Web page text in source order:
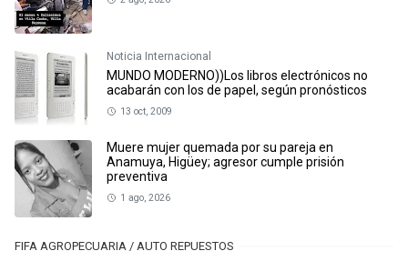
Noticia Internacional
MUNDO MODERNO))Los libros electrónicos no
acabarán con los de papel, según pronósticos
13 oct, 2009
Muere mujer quemada por su pareja en
Anamuya, Higüey; agresor cumple prisión
preventiva
1 ago, 2026
FIFA AGROPECUARIA / AUTO REPUESTOS